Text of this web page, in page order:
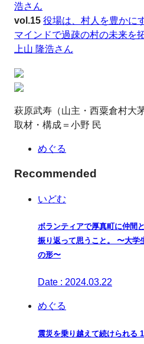
浩さん
vol.15 役場は、村人を豊かに
マインドで過疎の村の未来を
上山 隆浩さん
萩原武寿（山主・西粟倉村大
取材・構成＝小野 民
めぐる
Recommended
いどむ
ボランティアで厚真町に仲間
振り返って思うこと。 〜大学
の形〜
Date : 2024.03.22
めぐる
震災を乗り越えて続けられる